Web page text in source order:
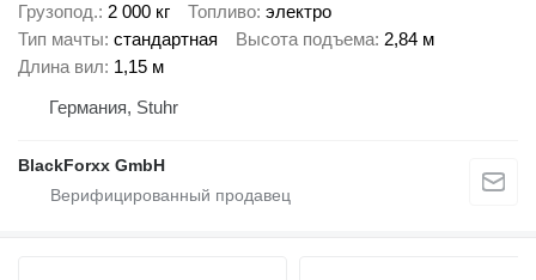
Грузопод. 2 000 кг Топливо электро
Тип мачты стандартная Высота подъема 2,84 м
Длина вил 1,15 м
Германия, Stuhr
BlackForxx GmbH